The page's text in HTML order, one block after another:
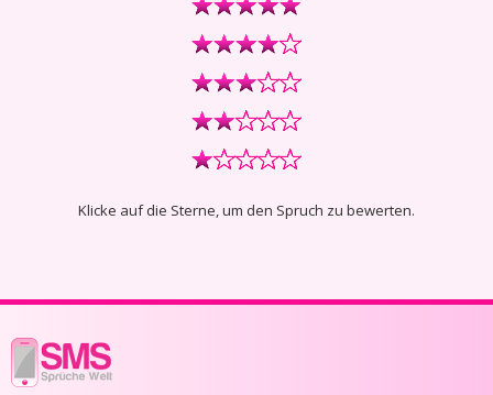
Klicke auf die Sterne, um den Spruch zu bewerten.